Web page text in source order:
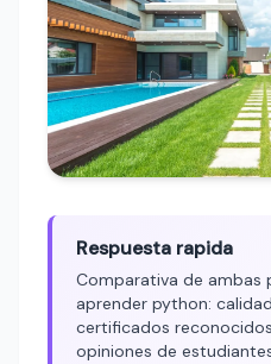
Respuesta rapida
Comparativa de ambas
aprender python:
certificados
opiniones de